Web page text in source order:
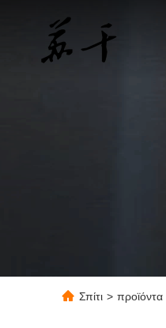
Σπίτι > προϊόντα